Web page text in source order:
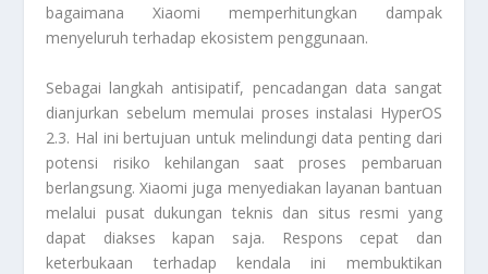
bagaimana Xiaomi memperhitungkan dampak
menyeluruh terhadap ekosistem penggunaan.
Sebagai langkah antisipatif, pencadangan data sangat
dianjurkan sebelum memulai proses instalasi HyperOS
2.3. Hal ini bertujuan untuk melindungi data penting dari
potensi risiko kehilangan saat proses pembaruan
berlangsung. Xiaomi juga menyediakan layanan bantuan
melalui pusat dukungan teknis dan situs resmi yang
dapat diakses kapan saja. Respons cepat dan
keterbukaan terhadap kendala ini membuktikan